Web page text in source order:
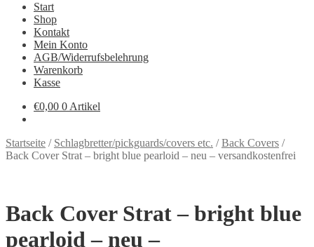
Start
Shop
Kontakt
Mein Konto
AGB/Widerrufsbelehrung
Warenkorb
Kasse
€0,00 0 Artikel
Startseite / Schlagbretter/pickguards/covers etc. /Back Covers /
Back Cover Strat – bright blue pearloid – neu – versandkostenfrei
Back Cover Strat – bright blue
pearloid – neu –